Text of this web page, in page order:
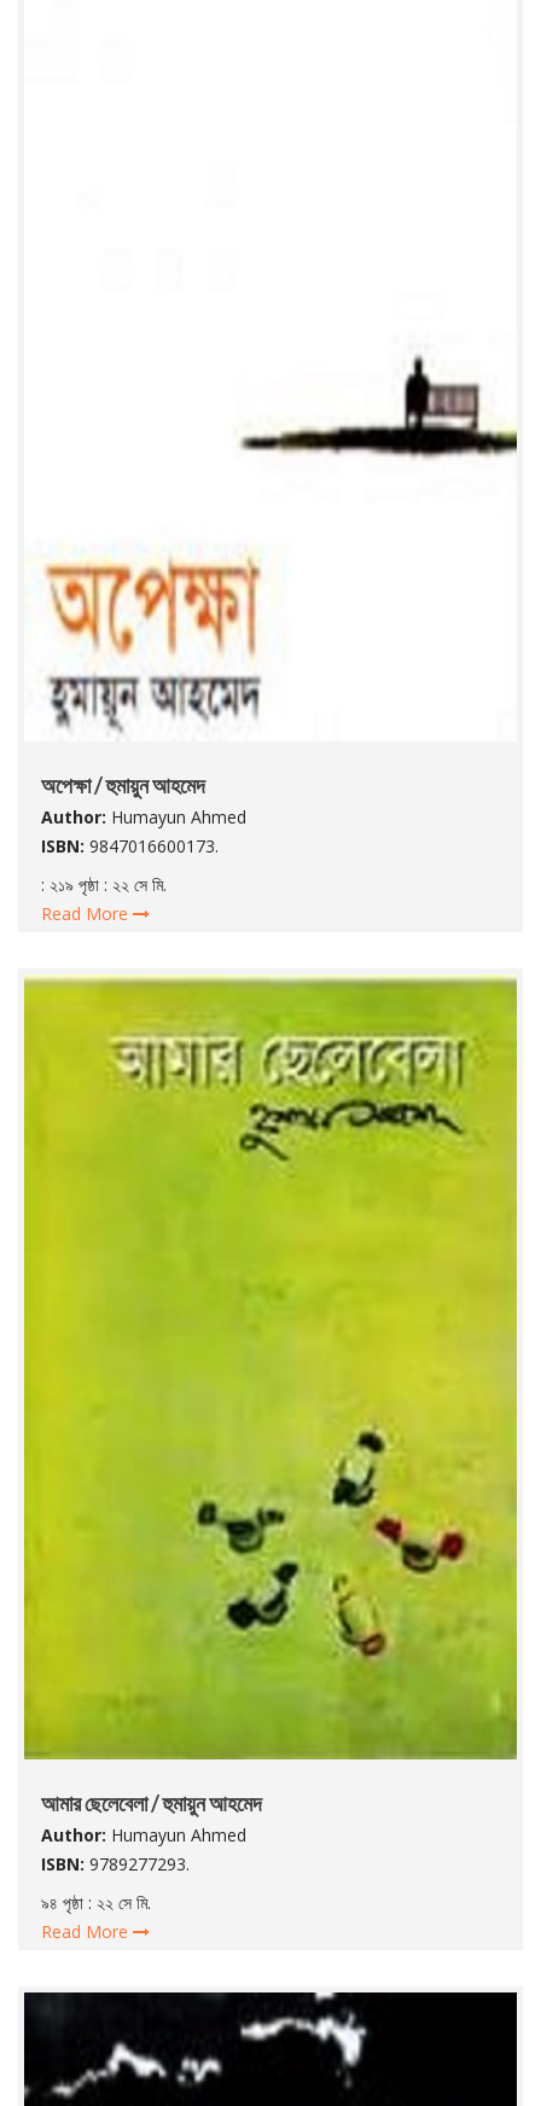
অপেক্ষা / হুমায়ুন আহমেদ
Author: Humayun Ahmed
ISBN: 9847016600173.
: ২১৯ পৃষ্ঠা : ২২ সে মি.
Read More
আমার ছেলেবেলা / হুমায়ুন আহমেদ
Author: Humayun Ahmed
ISBN: 9789277293.
৯৪ পৃষ্ঠা : ২২ সে মি.
Read More